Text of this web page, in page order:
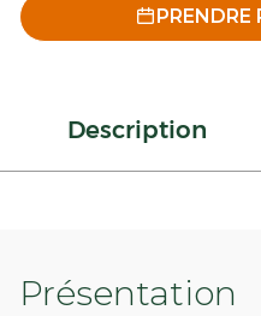
Description
Présentation